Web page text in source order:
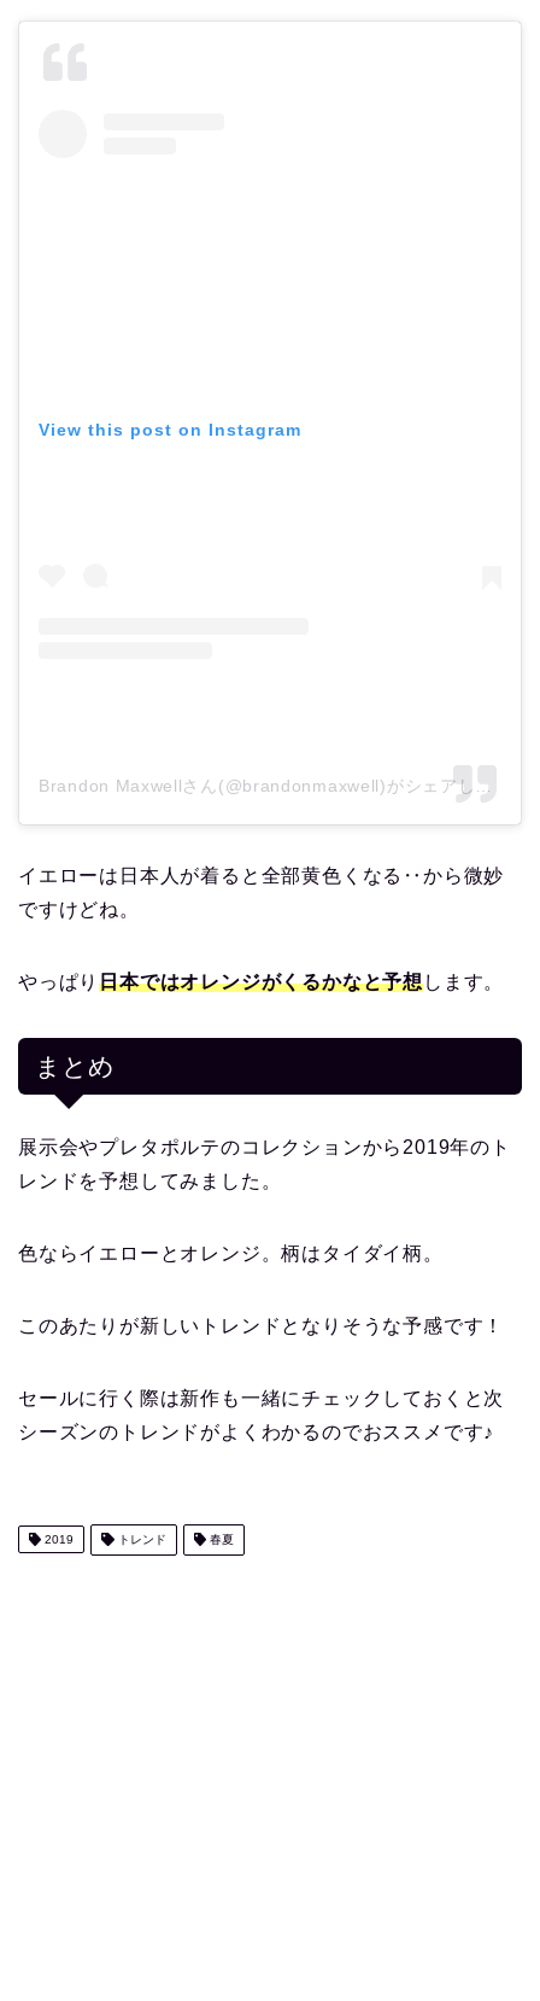
View this post on Instagram
Brandon Maxwellさん(@brandonmaxwell)がシェアした投稿
イエローは日本人が着ると全部黄色くなる‥から微妙
ですけどね。
やっぱり日本ではオレンジがくるかなと予想します。
まとめ
展示会やプレタポルテのコレクションから2019年のト
レンドを予想してみました。
色ならイエローとオレンジ。柄はタイダイ柄。
このあたりが新しいトレンドとなりそうな予感です！
セールに行く際は新作も一緒にチェックしておくと次
シーズンのトレンドがよくわかるのでおススメです♪
2019 トレンド 春夏